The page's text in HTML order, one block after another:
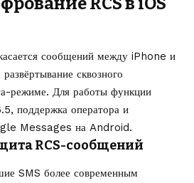
сообщений между iPhone и
сквозного
режиме. Для работы функции
поддержка оператора и
Messages на Android.
RCS-сообщений
SMS более современным